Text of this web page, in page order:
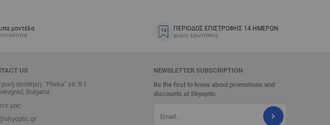
μοντέλα ΠΕΡΙΟΔΟΣ ΕΠΙΣΤΡΟΦΗΣ 14 ΗΜΕΡΩΝ
χωρίς ερωτήσεις
US
αποθήκη: "Pliska" str. fl.1
Bulgaria
μας
NEWSLETTER SUBSCRIPTION
Be the first to know about promotions and
discounts at Skyoptic